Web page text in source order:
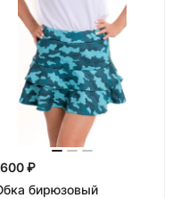
₽
бирюзовый